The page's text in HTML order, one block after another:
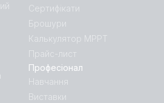
IP65 (top)
1
2
Сертифікати
Брошури
Калькулятор MPPT
Прайс-лист
Професіонал
Навчання
Виставки